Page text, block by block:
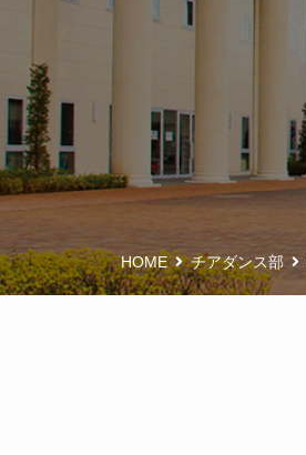
HOME チアダンス部